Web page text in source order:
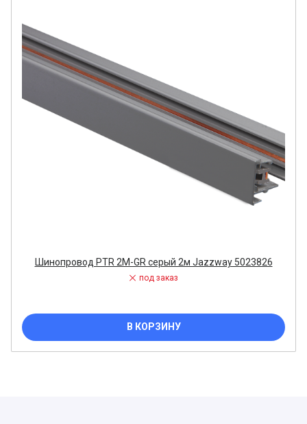
Шинопровод PTR 2M-GR серый 2м Jazzway 5023826
под заказ
В КОРЗИНУ